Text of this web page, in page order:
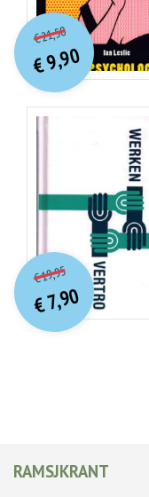
€21,50O
orspr
onkelijke
prijs
was:
€ 21,50.
€9,90
Huidige
prijs
is:
€ 9,90.
€19,95O
orspr
onkelijke
prijs
was:
€ 19,95.
€7,90
Huidige
prijs
is:
€ 7,90.
RAMSJKRANT